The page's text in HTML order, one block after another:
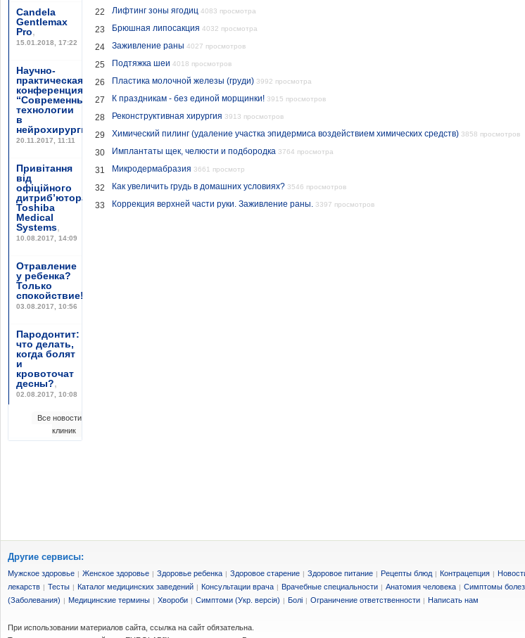
Candela
Gentlemax
Pro,
15.01.2018, 17:22
Научно-
практическая
конференция
“Современные
технологии
в
нейрохирургии”,
20.11.2017, 11:11
Привітання
від
офіційного
дитриб’ютора
Toshiba
Medical
Systems,
10.08.2017, 14:09
Отравление
у ребенка?
Только
спокойствие!
03.08.2017, 10:56
Пародонтит:
что делать,
когда болят
и
кровоточат
десны?,
02.08.2017, 10:08
Все новости
клиник
22 Лифтинг зоны ягодиц 4083 просмотра
23 Брюшная липосакция 4032 просмотра
24 Заживление раны 4027 просмотров
25 Подтяжка шеи 4018 просмотров
26 Пластика молочной железы (груди) 3992 просмотра
27 К праздникам - без единой морщинки! 3915 просмотров
28 Реконструктивная хирургия 3913 просмотров
29 Химический пилинг (удаление участка эпидермиса воздействием химических средств) 3858 просмотров
30 Имплантаты щек, челюсти и подбородка 3764 просмотра
31 Микродермабразия 3661 просмотр
32 Как увеличить грудь в домашних условиях? 3546 просмотров
33 Коррекция верхней части руки. Заживление раны. 3397 просмотров
Другие сервисы:
Мужское здоровье | Женское здоровье | Здоровье ребенка | Здоровое старение | Здоровое питание | Рецепты блюд | Контрацепция |
лекарств | Тесты | Каталог медицинских заведений | Консультации врача | Врачебные специальности | Анатомия человека | Симптомы
(Заболевания) | Медицинские термины | Хвороби | Симптоми (Укр. версія) | Болі | Ограничение ответственности | Написать нам
При использовании материалов сайта, ссылка на сайт обязательна.